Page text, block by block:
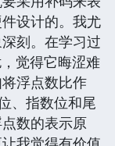
设计的。我尤
刻。在学习过
觉得它晦涩难
浮点数比作
、指数位和尾
数的表示原